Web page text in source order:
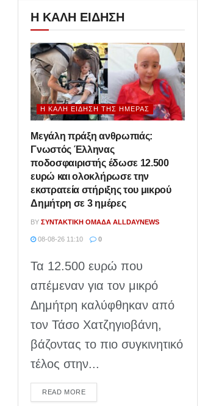
Η ΚΑΛΗ ΕΙΔΗΣΗ
Η ΚΑΛΉ ΕΊΔΗΣΗ ΤΗΣ ΗΜΈΡΑΣ
Μεγάλη πράξη ανθρωπιάς:
Γνωστός Έλληνας
ποδοσφαιριστής έδωσε 12.500
ευρώ και ολοκλήρωσε την
εκστρατεία στήριξης του μικρού
Δημήτρη σε 3 ημέρες
BY ΣΥΝΤΑΚΤΙΚΉ ΟΜΆΔΑ ALLDAYNEWS
08-08-26 11:10 0
Τα 12.500 ευρώ που
απέμεναν για τον μικρό
Δημήτρη καλύφθηκαν από
τον Τάσο Χατζηγιοβάνη,
βάζοντας το πιο συγκινητικό
τέλος στην...
READ MOREDETAILS